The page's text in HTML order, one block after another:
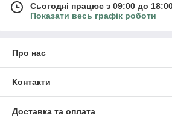
Сьогодні працює з 09:00 до
Показати весь графік роботи
Про нас
Контакти
Доставка та оплата